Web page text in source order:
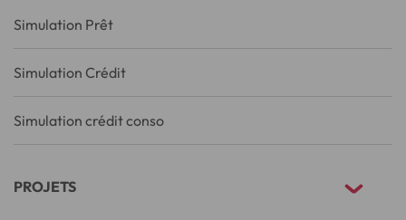
Simulation Prêt
Simulation Crédit
Simulation crédit conso
PROJETS